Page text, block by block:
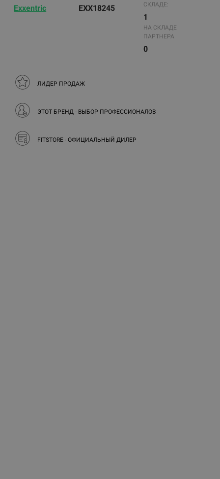
Exxentric EXX18245
СКЛАДЕ:
1
НА СКЛАДЕ
ПАРТНЕРА
0
ЛИДЕР ПРОДАЖ
ЭТОТ БРЕНД - ВЫБОР ПРОФЕССИОНАЛОВ
FITSTORE - ОФИЦИАЛЬНЫЙ ДИЛЕР